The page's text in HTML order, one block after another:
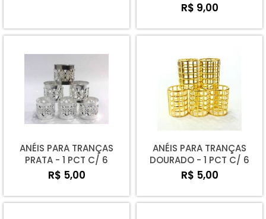
R$ 9,00
ANÉIS PARA TRANÇAS
PRATA - 1 PCT C/ 6
UNIDADES
R$ 5,00
ANÉIS PARA TRANÇAS
DOURADO - 1 PCT C/ 6
UNIDADES
R$ 5,00